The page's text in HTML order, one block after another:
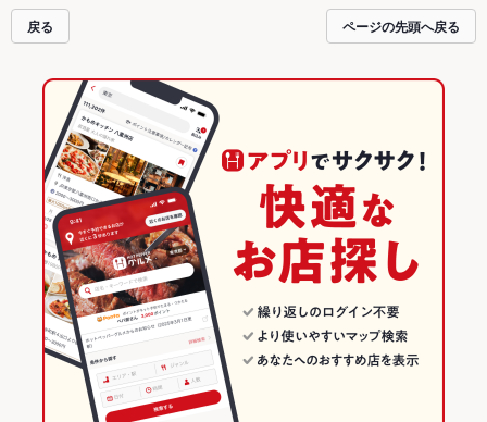
ご利用ください。
戻る ページの先頭へ戻る